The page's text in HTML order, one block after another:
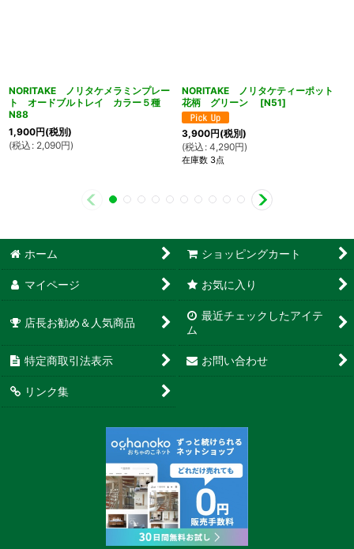
NORITAKE ノリタケメラミンプレー
ト オードブルトレイ カラー５種
N88
1,900円(税別)
(税込 : 2,090円)
NORITAKE ノリタケティーポット
花柄 グリーン
[N51]
3,900円(税別)
(税込 : 4,290円)
在庫数 3点
ホーム ショッピングカート
マイページ お気に入り
店長お勧め＆人気商品
最近チェックしたアイテ
ム
特定商取引法表示 お問い合わせ
リンク集